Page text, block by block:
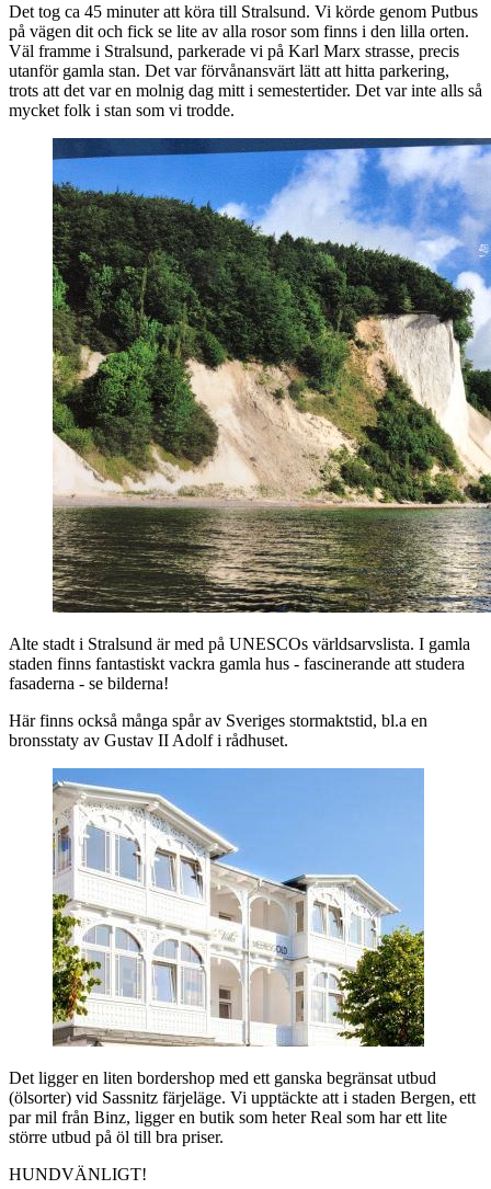
Det tog ca 45 minuter att köra till Stralsund. Vi körde genom Putbus
på vägen dit och fick se lite av alla rosor som finns i den lilla orten.
Väl framme i Stralsund, parkerade vi på Karl Marx strasse, precis
utanför gamla stan. Det var förvånansvärt lätt att hitta parkering,
trots att det var en molnig dag mitt i semestertider. Det var inte alls så
mycket folk i stan som vi trodde.
Alte stadt i Stralsund är med på UNESCOs världsarvslista. I gamla
staden finns fantastiskt vackra gamla hus - fascinerande att studera
fasaderna - se bilderna!
Här finns också många spår av Sveriges stormaktstid, bl.a en
bronsstaty av Gustav II Adolf i rådhuset.
Det ligger en liten bordershop med ett ganska begränsat utbud
(ölsorter) vid Sassnitz färjeläge. Vi upptäckte att i staden Bergen, ett
par mil från Binz, ligger en butik som heter Real som har ett lite
större utbud på öl till bra priser.
HUNDVÄNLIGT!